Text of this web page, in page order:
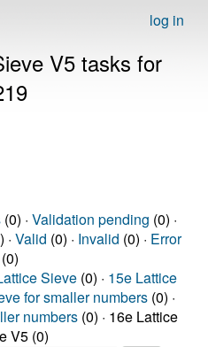
log in
V5 tasks for
(0) · Validation pending (0) ·
Valid (0) · Invalid (0) · Error
(0)
Sieve (0) · 15e Lattice
for smaller numbers (0) ·
numbers (0) · 16e Lattice
V5 (0)